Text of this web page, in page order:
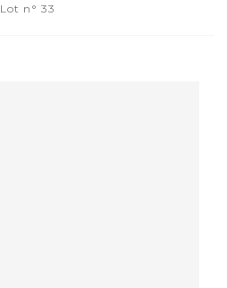
Lot n° 33